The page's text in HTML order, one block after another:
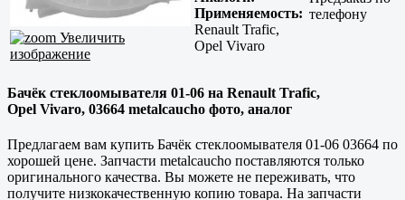
Увеличить
изображение
Применяемость:
Renault Trafic,
Opel Vivaro
телефону
Бачёк стеклоомывателя 01-06 на Renault Trafic,
Opel Vivaro, 03664 metalcaucho фото, аналог
Предлагаем вам купить Бачёк стеклоомывателя 01-06 03664 по
хорошей цене. Запчасти metalcaucho поставляются только
оригинального качества. Вы можете не переживать, что
получите низкокачественную копию товара. На запчасти